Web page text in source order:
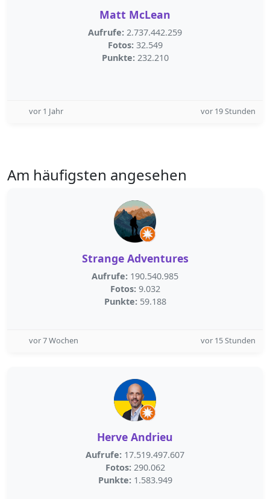
Matt McLean
Aufrufe: 2.737.442.259
Fotos: 32.549
Punkte: 232.210
vor 1 Jahr vor 19 Stunden
Am häufigsten angesehen
Strange Adventures
Aufrufe: 190.540.985
Fotos: 9.032
Punkte: 59.188
vor 7 Wochen vor 15 Stunden
Herve Andrieu
Aufrufe: 17.519.497.607
Fotos: 290.062
Punkte: 1.583.949